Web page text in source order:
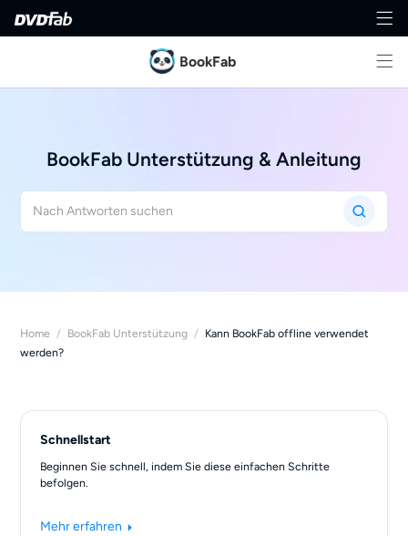
BookFab
BookFab Unterstützung & Anleitung
Home / BookFab Unterstützung / Kann BookFab offline verwendet
werden?
Schnellstart
Beginnen Sie schnell, indem Sie diese einfachen Schritte
befolgen.
Mehr erfahren